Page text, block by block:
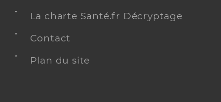
La charte Santé.fr Décryptage
Contact
Plan du site